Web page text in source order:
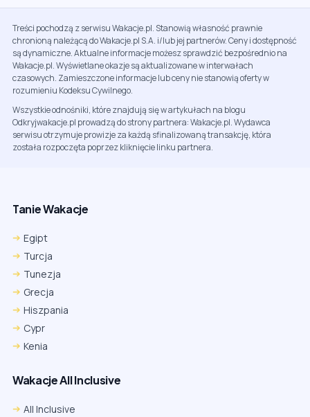
Treści pochodzą z serwisu Wakacje.pl. Stanowią własność prawnie
chronioną należącą do Wakacje.pl S.A. i/lub jej partnerów. Ceny i dostępność
są dynamiczne. Aktualne informacje możesz sprawdzić bezpośrednio na
Wakacje.pl. Wyświetlane okazje są aktualizowane w interwałach
czasowych. Zamieszczone informacje lub ceny nie stanowią oferty w
rozumieniu Kodeksu Cywilnego.
Wszystkie odnośniki, które znajdują się w artykułach na blogu
Odkryjwakacje.pl prowadzą do strony partnera: Wakacje.pl. Wydawca
serwisu otrzymuje prowizje za każdą sfinalizowaną transakcję, która
została rozpoczęta poprzez kliknięcie linku partnera.
Tanie Wakacje
Egipt
Turcja
Tunezja
Grecja
Hiszpania
Cypr
Kenia
Wakacje All Inclusive
All Inclusive